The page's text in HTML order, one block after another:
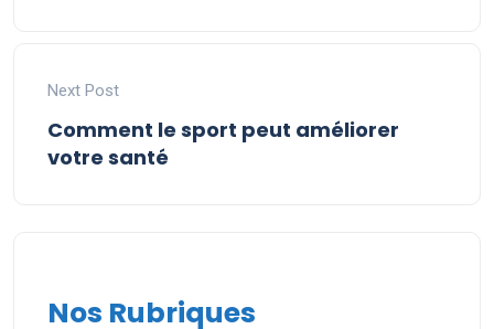
Next Post
Comment le sport peut améliorer
votre santé
Nos Rubriques